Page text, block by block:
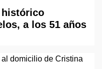
histórico
a los 51 años